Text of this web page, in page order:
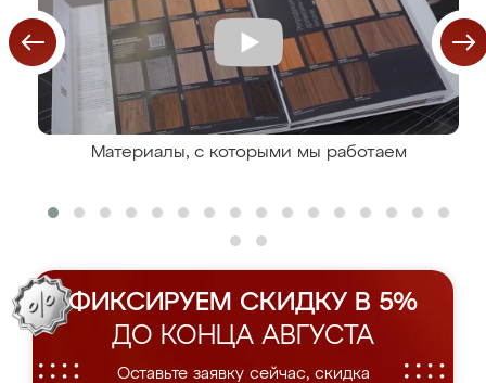
Материалы, с которыми мы работаем
ФИКСИРУЕМ СКИДКУ В 5%
ДО КОНЦА АВГУСТА
Оставьте заявку сейчас, скидка